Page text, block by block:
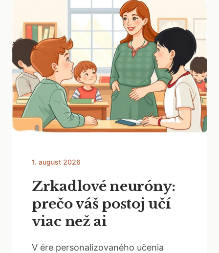
1. august 2026
Zrkadlové neuróny:
prečo váš postoj učí
viac než ai
V ére personalizovaného učenia